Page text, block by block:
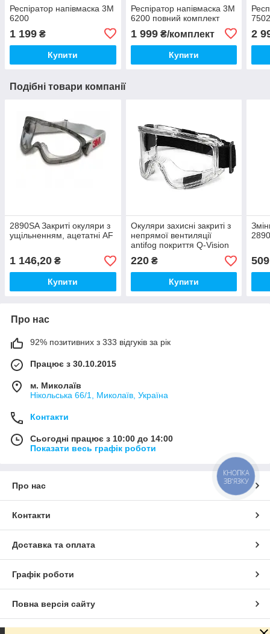
Респіратор напівмаска 3М
6200
1 199 ₴
Купити
Респіратор напівмаска 3М
6200 повний комплект
1 999₴/комплект
Купити
2
Подібні товари компанії
2890SA Закриті окуляри з
ущільненням, ацетатні AF
1 146,20 ₴
Купити
Окуляри захисні закриті з
непрямої вентиляції
antifog покриття Q-Vision
SG22
220₴
Купити
Про нас
92% позитивних з 333 відгуків за рік
Працює з 30.10.2015
м. Миколаїв
Нікольська 66/1, Миколаїв, Україна
Контакти
Сьогодні працює з 10:00 до 14:00
Показати весь графік роботи
Про нас
Контакти
Доставка та оплата
Графік роботи
Повна версія сайту
КНОПКА
ЗВ'ЯЗКУ